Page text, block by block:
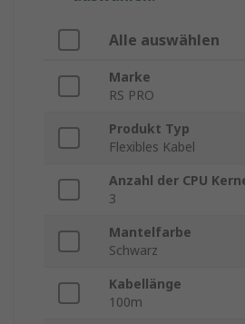
Alle auswählen
Marke
RS PRO
Produkt Typ
Flexibles Kabel
Anzahl der CPU
3
Mantelfarbe
Schwarz
Kabellänge
100m